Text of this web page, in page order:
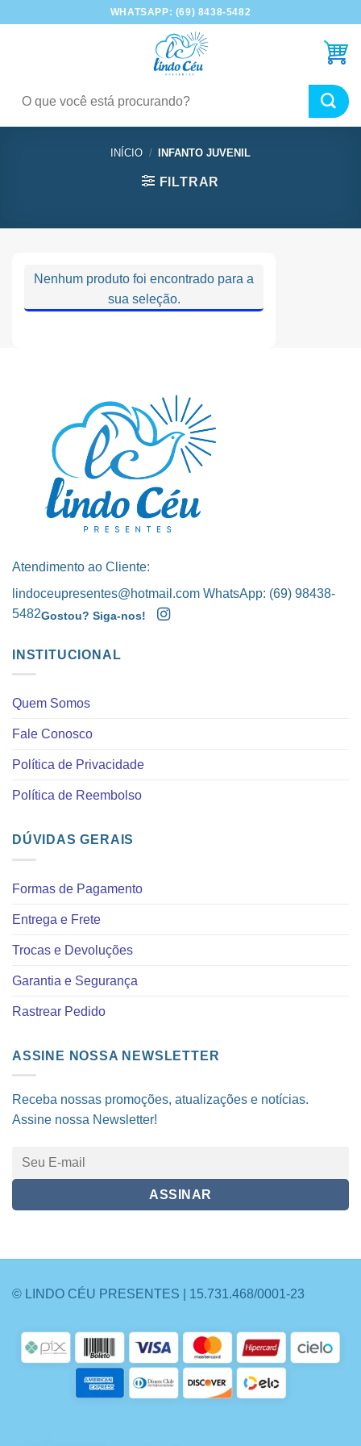
WHATSAPP: (69) 8438-5482
Pesquisar
INÍCIO / INFANTO JUVENIL
FILTRAR
Nenhum produto foi encontrado para a
sua seleção.
Atendimento ao Cliente:
lindoceupresentes@hotmail.com WhatsApp: (69) 98438-
5482Gostou? Siga-nos!
INSTITUCIONAL
Quem Somos
Fale Conosco
Política de Privacidade
Política de Reembolso
DÚVIDAS GERAIS
Formas de Pagamento
Entrega e Frete
Trocas e Devoluções
Garantia e Segurança
Rastrear Pedido
ASSINE NOSSA NEWSLETTER
Receba nossas promoções, atualizações e notícias.
Assine nossa Newsletter!
© LINDO CÉU PRESENTES | 15.731.468/0001-23